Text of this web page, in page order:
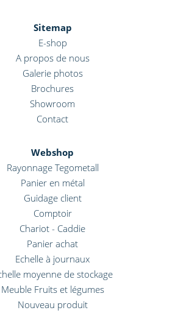
Sitemap
E-shop
A propos de nous
Galerie photos
Brochures
Showroom
Contact
Webshop
Rayonnage Tegometall
Panier en métal
Guidage client
Comptoir
Chariot - Caddie
Panier achat
Echelle à journaux
moyenne de stockage
Meuble Fruits et légumes
Nouveau produit